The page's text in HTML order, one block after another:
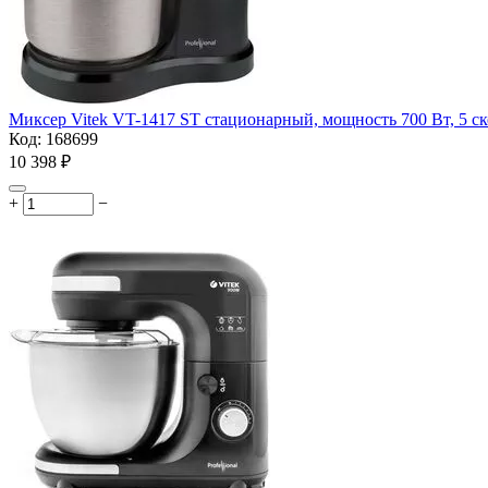
Миксер Vitek VT-1417 ST стационарный, мощность 700 Вт, 5
Код: 168699
10 398 ₽
+ −